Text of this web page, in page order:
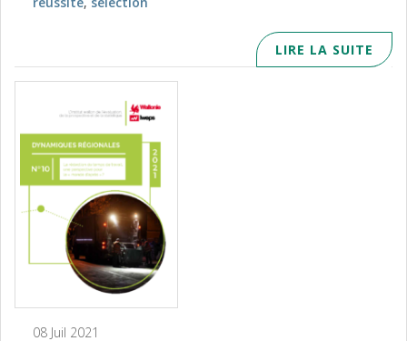
LIRE LA SUITE
08 Juil 2021